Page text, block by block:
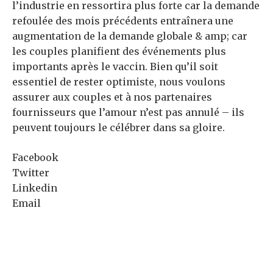
l’industrie en ressortira plus forte car la demande
refoulée des mois précédents entraînera une
augmentation de la demande globale & amp; car
les couples planifient des événements plus
importants après le vaccin. Bien qu’il soit
essentiel de rester optimiste, nous voulons
assurer aux couples et à nos partenaires
fournisseurs que l’amour n’est pas annulé – ils
peuvent toujours le célébrer dans sa gloire.
Facebook
Twitter
Linkedin
Email